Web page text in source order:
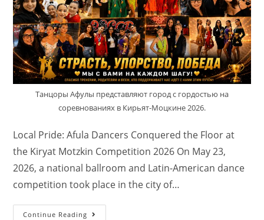
Танцоры Афулы представляют город с гордостью на
соревнованиях в Кирьят-Моцкине 2026.
Local Pride: Afula Dancers Conquered the Floor at
the Kiryat Motzkin Competition 2026 On May 23,
2026, a national ballroom and Latin-American dance
competition took place in the city of…
Continue Reading